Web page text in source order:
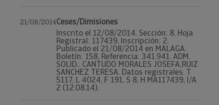
21/08/2014Ceses/Dimisiones
Inscrito el 12/08/2014. Sección: 8, Hoja
Registral: 117439, Inscripción: 2.
Publicado el 21/08/2014 en MALAGA.
Boletín: 158, Referencia: 341.941. ADM.
SOLID.: CANTUDO MORALES JOSEFA;RUIZ
SANCHEZ TERESA. Datos registrales. T
5117, L 4024, F 191, S 8, H MA117439, I/A
2 (12.08.14).